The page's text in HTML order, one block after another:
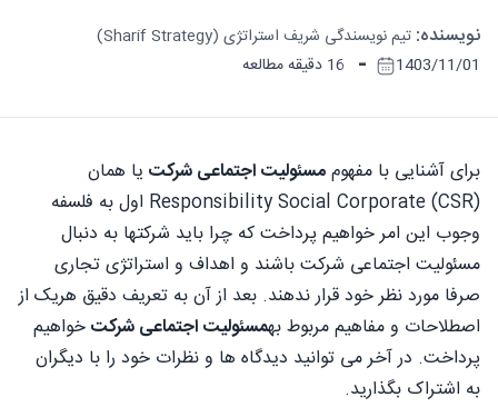
نویسنده: تیم نویسندگی شریف استراتژی (Sharif Strategy)
1403/11/01
- 16 دقیقه مطالعه
برای آشنایی با مفهوممسئولیت اجتماعی شرکت یا همان
(Responsibility Social Corporate (CSR اول به فلسفه
وجوب این امر خواهیم پرداخت که چرا باید شرکتها به دنبال
مسئولیت اجتماعی شرکت باشند و اهداف و استراتژی تجاری
صرفا مورد نظر خود قرار ندهند. بعد از آن به تعریف دقیق هریک از
اصطلاحات و مفاهیم مربوط بهمسئولیت اجتماعی شرکتخواهیم
پرداخت. در آخر می توانید دیدگاه ها و نظرات خود را با دیگران
به اشتراک بگذارید.